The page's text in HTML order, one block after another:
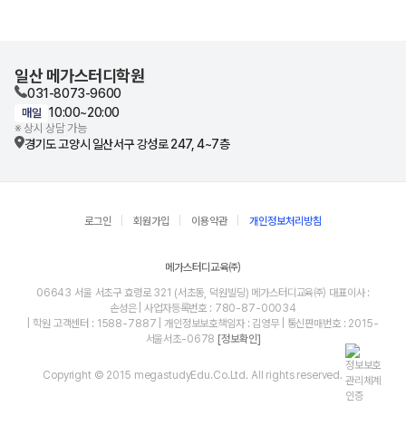
일산 메가스터디학원
031-8073-9600
매일 10:00~20:00
※ 상시 상담 가능
경기도 고양시 일산서구 강성로 247, 4~7층
로그인 회원가입 이용약관 개인정보처리방침
메가스터디교육㈜
06643 서울 서초구 효령로 321 (서초동, 덕원빌딩) 메가스터디교육㈜ 대표이사 :
손성은 | 사업자등록번호 : 780-87-00034
| 학원 고객센터 : 1588-7887 | 개인정보보호책임자 : 김영무 | 통신판매번호 : 2015-
서울서초-0678 [정보확인]
Copyright © 2015 megastudyEdu.Co.Ltd. All rights reserved.